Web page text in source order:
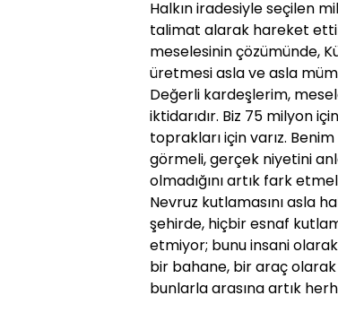
Halkın iradesiyle seçilen
talimat alarak hareket
meselesinin çözümünde,
üretmesi asla ve asla
Değerli kardeşlerim,
iktidarıdır. Biz 75 milyon
toprakları için varız.
görmeli, gerçek niyetini
olmadığını artık fark
Nevruz kutlamasını asla
şehirde, hiçbir esnaf
etmiyor; bunu insani
bir bahane, bir araç
bunlarla arasına artık